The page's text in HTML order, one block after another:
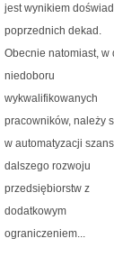
jest wynikiem
poprzednich dekad.
Obecnie natomiast, w
niedoboru
wykwalifikowanych
pracowników, należy
w automatyzacji
dalszego rozwoju
przedsiębiorstw z
dodatkowym
ograniczeniem...